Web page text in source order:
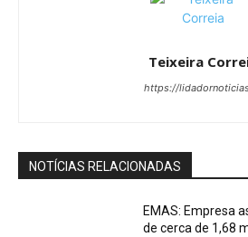
Teixeira
https://
NOTÍCIAS RELACIONADAS
EMAS: Empresa
de cerca de 1,68